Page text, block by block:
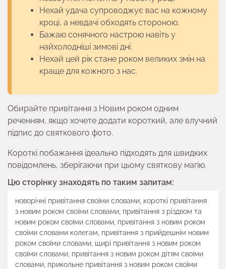
Нехай удача супроводжує вас на кожному
кроці, а невдачі обходять стороною.
Бажаю сонячного настрою навіть у
найхолодніші зимові дні.
Нехай цей рік стане роком великих змін на
краще для кожного з нас.
Обирайте привітання з Новим роком одним
реченням, якщо хочете додати короткий, але влучний
підпис до святкового фото.
Короткі побажання ідеально підходять для швидких
повідомлень, зберігаючи при цьому святкову магію.
Цю сторінку знаходять по таким запитам:
новорічні привітання своїми словами, короткі привітання
з новим роком своїми словами, привітання з різдвом та
новим роком своїми словами, привітання з новим роком
своїми словами колегам, привітання з прийдешнім новим
роком своїми словами, щирі привітання з новим роком
своїми словами, привітання з новим роком дітям своїми
словами, прикольне привітання з новим роком своїми